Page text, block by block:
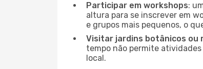
Participar em workshops:
altura para se inscrever em
e grupos mais pequenos, o
Visitar jardins botânicos ou
tempo não permite
local.